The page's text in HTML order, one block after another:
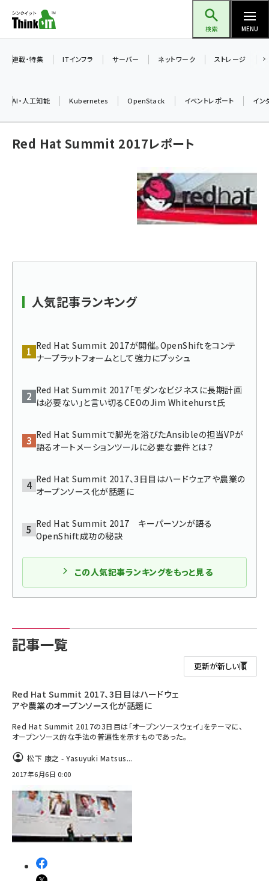
ン
ツ
検索 MENU
北海道をのんびり旅する晴山佳須夫のヒント集！ (2008)
連載・特集 ITインフラ サーバー ネットワーク ストレージ
AI・人工知能 Kubernetes OpenStack イベントレポート イン
Red Hat Summit 2017レポート
人気記事ランキング
Red Hat Summit 2017が開催。OpenShiftをコンテ
ナープラットフォームとして強力にプッシュ
Red Hat Summit 2017「モダンなビジネスに長期計画
は必要ない」と言い切るCEOのJim Whitehurst氏
Red Hat Summitで脚光を浴びたAnsibleの担当VPが
語るオートメーションツールに必要な要件とは？
Red Hat Summit 2017、3日目はハードウェアや農業の
オープンソース化が話題に
Red Hat Summit 2017 キーパーソンが語る
OpenShift成功の秘訣
この人気記事ランキングをもっと見る
記事一覧
Red Hat Summit 2017、3日目はハードウェ
アや農業のオープンソース化が話題に
Red Hat Summit 2017の3日目は「オープンソースウェイ」をテーマに、
オープンソース的な手法の普遍性を示すものであった。
松下 康之 - Yasuyuki Matsus...
2017年6月6日 0:00